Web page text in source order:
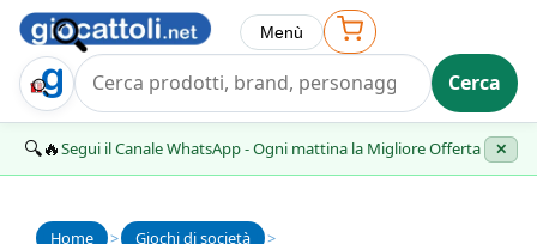
Trova Regalo Cerca
Menù
🔍🔥Segui il Canale WhatsApp - Ogni mattina la Migliore Offerta ✕
Home > Giochi di società
>